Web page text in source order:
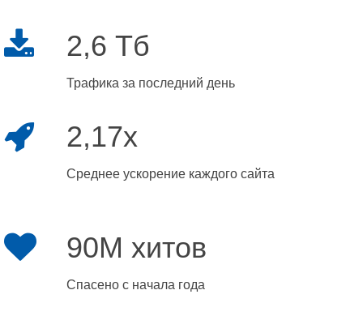
2,6 Тб
Трафика за последний день
2,17x
Среднее ускорение каждого сайта
90M хитов
Спасено с начала года